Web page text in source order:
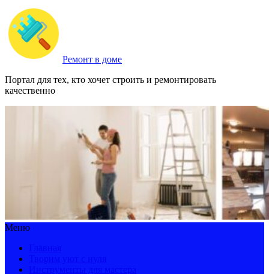
Ремонт в доме
Портал для тех, кто хочет строить и ремонтировать
качественно
Меню